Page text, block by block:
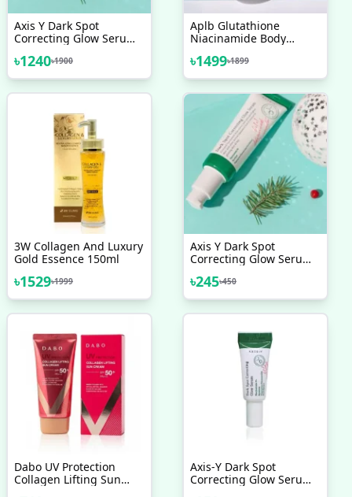
Axis Y Dark Spot
Correcting Glow Serum
৳1240৳1900
Aplb Glutathione
Niacinamide Body
৳1499৳1899
3W Collagen And Luxury
Gold Essence 150ml
৳1529৳1999
Axis Y Dark Spot
Correcting Glow Serum
৳245৳450
Dabo UV Protection
Collagen Lifting Sun
Axis-Y Dark Spot
Correcting Glow Serum